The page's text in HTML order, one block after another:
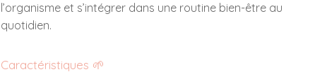
l’organisme et s’intégrer dans une routine bien-être au
quotidien.
Caractéristiques 🌱